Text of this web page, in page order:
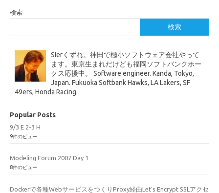
検索
検索
SIerくずれ。神田で極小ソフトウェア会社やって
ます。東京生まれだけども福岡ソフトバンクホー
クス応援中。 Software engineer. Kanda, Tokyo,
Japan. Fukuoka Softbank Hawks, LA Lakers, SF
49ers, Honda Racing.
Popular Posts
9/3 E 2-3 H
9件のビュー
Modeling Forum 2007 Day 1
8件のビュー
Dockerで各種WebサービスをつくりProxy経由Let’s Encrypt SSLアクセ